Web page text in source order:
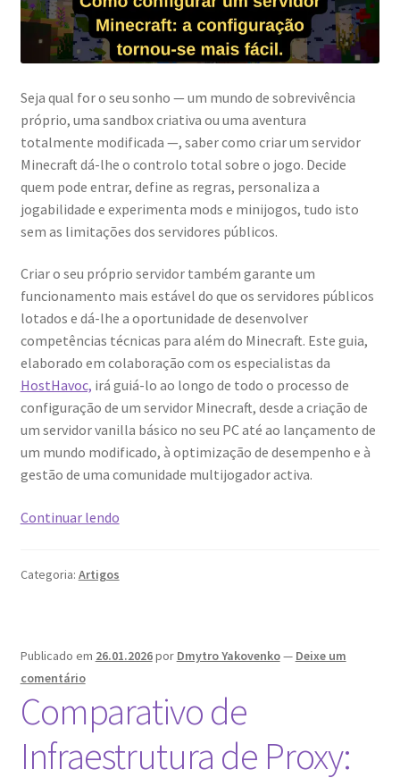
Seja qual for o seu sonho — um mundo de sobrevivência
próprio, uma sandbox criativa ou uma aventura
totalmente modificada —, saber como criar um servidor
Minecraft dá-lhe o controlo total sobre o jogo. Decide
quem pode entrar, define as regras, personaliza a
jogabilidade e experimenta mods e minijogos, tudo isto
sem as limitações dos servidores públicos.
Criar o seu próprio servidor também garante um
funcionamento mais estável do que os servidores públicos
lotados e dá-lhe a oportunidade de desenvolver
competências técnicas para além do Minecraft. Este guia,
elaborado em colaboração com os especialistas da
HostHavoc, irá guiá-lo ao longo de todo o processo de
configuração de um servidor Minecraft, desde a criação de
um servidor vanilla básico no seu PC até ao lançamento de
um mundo modificado, à optimização de desempenho e à
gestão de uma comunidade multijogador activa.
Continuar lendoComo
servidor
configuração
mais
Categoria: Artigos
Publicado em 26.01.2026por Dmytro Yakovenko— Deixe um
comentário
Comparativo de
Infraestrutura de Proxy: